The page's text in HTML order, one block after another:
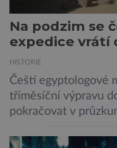
Na podzim se
expedice vrátí
HISTORIE
Čeští egyptologové
tříměsíční výpravu
pokračovat v
Ceje. Lucie